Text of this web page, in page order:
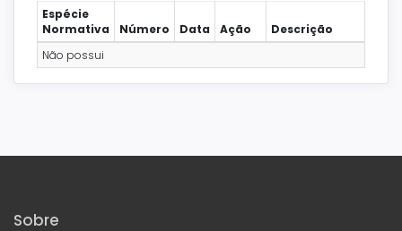
Espécie
Normativa
Número Data Ação
Descrição
Não possui
Sobre